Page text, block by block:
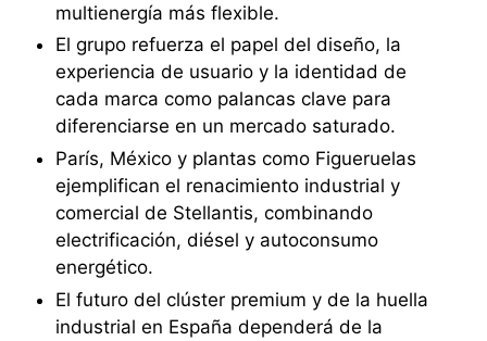
multienergía más flexible.
El grupo refuerza el papel del diseño, la
experiencia de usuario y la identidad de
cada marca como palancas clave para
diferenciarse en un mercado saturado.
París, México y plantas como Figueruelas
ejemplifican el renacimiento industrial y
comercial de Stellantis, combinando
electrificación, diésel y autoconsumo
energético.
El futuro del clúster premium y de la huella
industrial en España dependerá de la